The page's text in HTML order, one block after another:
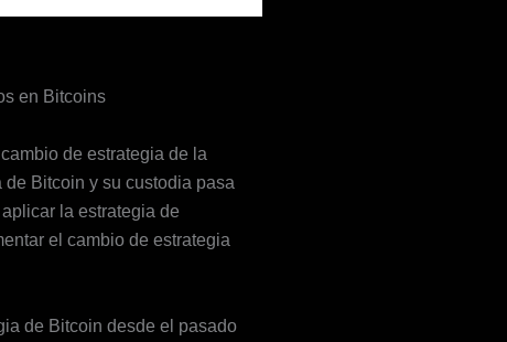
en Bitcoins
de estrategia de la
Bitcoin y su custodia pasa
la estrategia de
el cambio de estrategia
de Bitcoin desde el pasado